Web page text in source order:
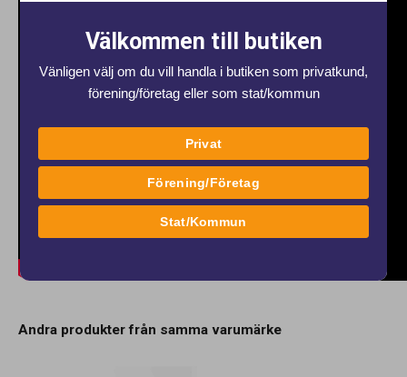
Andra produkter från samma varumärke
Välkommen till butiken
Vänligen välj om du vill handla i butiken som privatkund,
förening/företag eller som stat/kommun
Privat
Förening/Företag
Stat/Kommun